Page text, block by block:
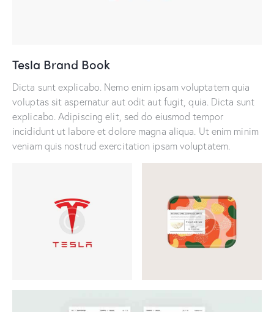
Tesla Brand Book
Dicta sunt explicabo. Nemo enim ipsam voluptatem quia
voluptas sit aspernatur aut odit aut fugit, quia. Dicta sunt
explicabo. Adipiscing elit, sed do eiusmod tempor
incididunt ut labore et dolore magna aliqua. Ut enim minim
veniam quis nostrud exercitation ipsam voluptatem.